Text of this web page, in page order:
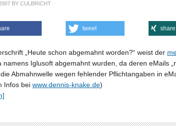
BY CULBRICHT
tweet share
„Heute schon abgemahnt worden?“ weist der
namens Iglusoft abgemahnt wurden, da deren eMails
Abmahnwelle wegen fehlender Pflichtangaben in
Infos bei www.dennis-knake.de)